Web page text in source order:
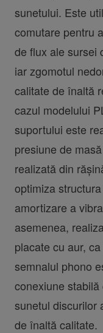
sunetului. Este
comutare pentru
de flux ale sursei
iar zgomotul
calitate de înaltă
cazul modelului
suportului este
presiune de
realizată din
optimiza
amortizare a
asemenea,
placate cu aur,
semnalul phono
conexiune
sunetul discurilor
de înaltă calitate.